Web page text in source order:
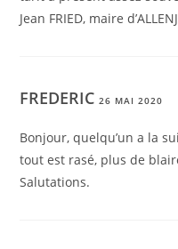
Jean FRIED, maire
FREDERIC26 MAI 2020
Bonjour, quelqu’un a la
tout est rasé, plus de
Salutations.